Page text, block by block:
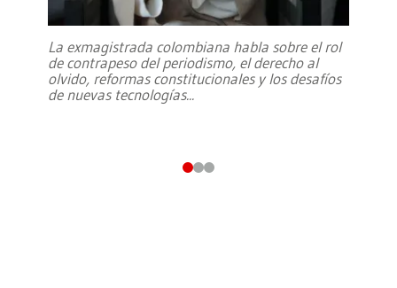
La exmagistrada colombiana habla sobre el rol
de contrapeso del periodismo, el derecho al
olvido, reformas constitucionales y los desafíos
de nuevas tecnologías...